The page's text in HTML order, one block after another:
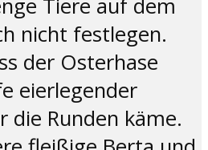
Tiere auf dem
nicht festlegen.
der Osterhase
eierlegender
die Runden käme.